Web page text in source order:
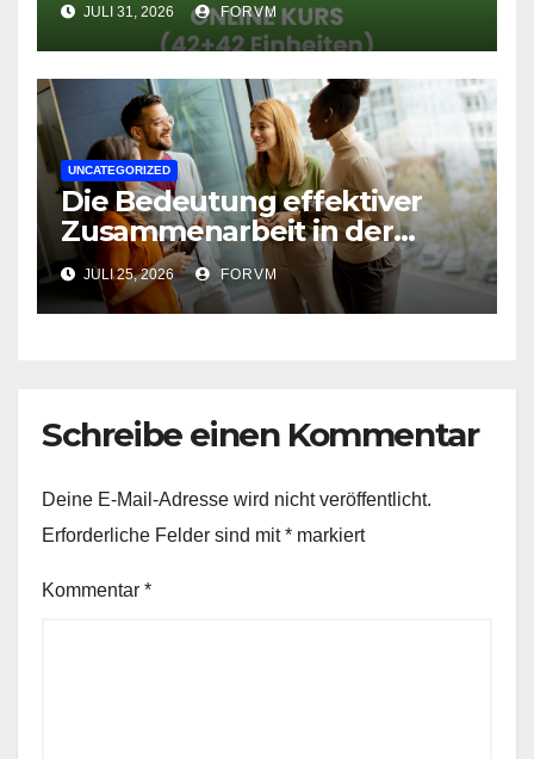
JULI 31, 2026 FORVM
UNCATEGORIZED
Die Bedeutung effektiver
Zusammenarbeit in der
Arbeitswelt
JULI 25, 2026 FORVM
Schreibe einen Kommentar
Deine E-Mail-Adresse wird nicht veröffentlicht.
Erforderliche Felder sind mit* markiert
Kommentar *